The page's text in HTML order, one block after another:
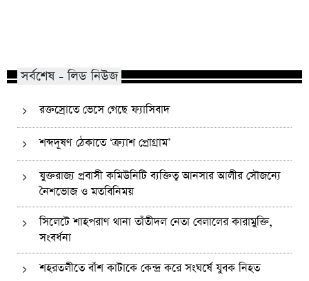
সর্বশেষ - লিড নিউজ
রক্তস্রোতে ভেসে গেছে ফ্যাসিবাদ
শব্দদূষণ ঠেকাতে ‘ক্র্যাশ প্রোগ্রাম’
যুক্তরাজ্য প্রবাসী কমিউনিটি ব্যক্তিত্ব আনসার আলীর সৌজন্যে
নৈশভোজ ও মতবিনিময়
সিলেটে শাহপরাণ থানা তাঁতীদল নেতা বেলালের কারামুক্তি,
সংবর্ধনা
শহরতলীতে বাঁশ কাটাকে কেন্দ্র করে সংঘর্ষে যুবক নিহত